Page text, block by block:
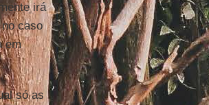
irá
caso
em
só as